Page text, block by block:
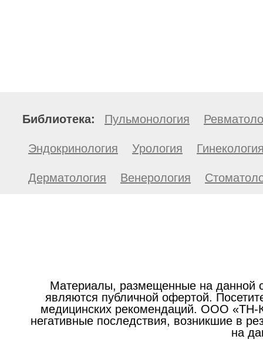
Библиотека: Пульмонология
Эндокринология Урология
Дерматология Венерология
Материалы, размещенные на данной
являются публичной офертой.
медицинских рекомендаций. ООО «ТН-
негативные последствия, возникшие в
на